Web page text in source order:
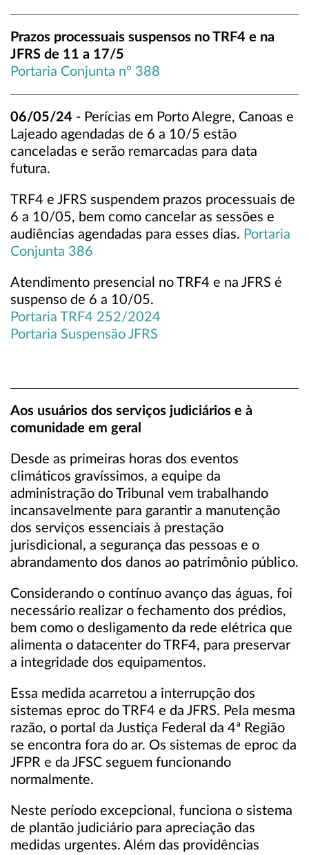
Prazos processuais suspensos no TRF4 e na
JFRS de 11 a 17/5
Portaria Conjunta nº 388
06/05/24 - Perícias em Porto Alegre, Canoas e
Lajeado agendadas de 6 a 10/5 estão
canceladas e serão remarcadas para data
futura.
TRF4 e JFRS suspendem prazos processuais de
6 a 10/05, bem como cancelar as sessões e
audiências agendadas para esses dias. Portaria
Conjunta 386
Atendimento presencial no TRF4 e na JFRS é
suspenso de 6 a 10/05.
Portaria TRF4 252/2024
Portaria Suspensão JFRS
Aos usuários dos serviços judiciários e à
comunidade em geral
Desde as primeiras horas dos eventos
climáticos gravíssimos, a equipe da
administração do Tribunal vem trabalhando
incansavelmente para garantir a manutenção
dos serviços essenciais à prestação
jurisdicional, a segurança das pessoas e o
abrandamento dos danos ao patrimônio público.
Considerando o contínuo avanço das águas, foi
necessário realizar o fechamento dos prédios,
bem como o desligamento da rede elétrica que
alimenta o datacenter do TRF4, para preservar
a integridade dos equipamentos.
Essa medida acarretou a interrupção dos
sistemas eproc do TRF4 e da JFRS. Pela mesma
razão, o portal da Justiça Federal da 4ª Região
se encontra fora do ar. Os sistemas de eproc da
JFPR e da JFSC seguem funcionando
normalmente.
Neste período excepcional, funciona o sistema
de plantão judiciário para apreciação das
medidas urgentes. Além das providências